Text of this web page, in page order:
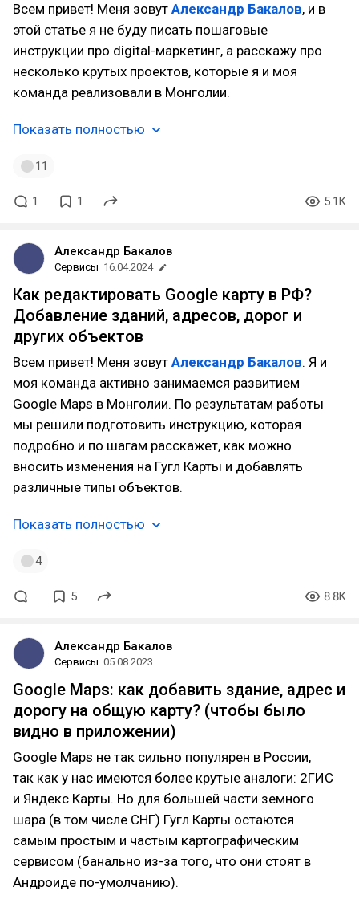
Всем привет! Меня зовут Александр Бакалов, и в
этой статье я не буду писать пошаговые
инструкции про digital-маркетинг, а расскажу про
несколько крутых проектов, которые я и моя
команда реализовали в Монголии.
Показать полностью
11
1 1 5.1K
Александр Бакалов
Сервисы 16.04.2024
Как редактировать Google карту в РФ?
Добавление зданий, адресов, дорог и
других объектов
Всем привет! Меня зовут Александр Бакалов. Я и
моя команда активно занимаемся развитием
Google Maps в Монголии. По результатам работы
мы решили подготовить инструкцию, которая
подробно и по шагам расскажет, как можно
вносить изменения на Гугл Карты и добавлять
различные типы объектов.
Показать полностью
4
5 8.8K
Александр Бакалов
Сервисы 05.08.2023
Google Maps: как добавить здание, адрес и
дорогу на общую карту? (чтобы было
видно в приложении)
Google Maps не так сильно популярен в России,
так как у нас имеются более крутые аналоги: 2ГИС
и Яндекс Карты. Но для большей части земного
шара (в том числе СНГ) Гугл Карты остаются
самым простым и частым картографическим
сервисом (банально из-за того, что они стоят в
Андроиде по-умолчанию).